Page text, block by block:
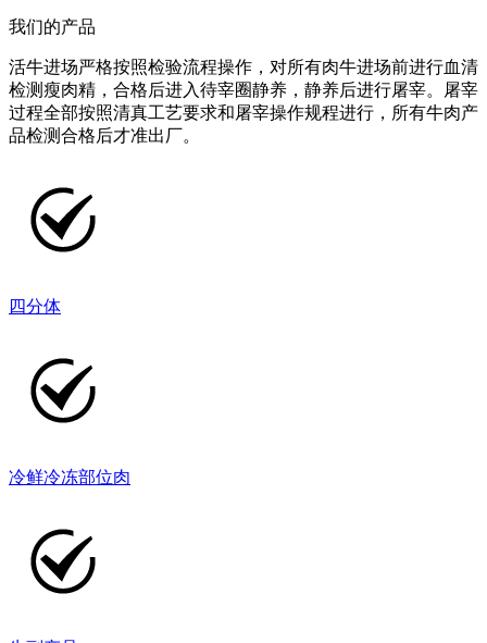
我们的产品
活牛进场严格按照检验流程操作，对所有肉牛进场前进行血清
检测瘦肉精，合格后进入待宰圈静养，静养后进行屠宰。屠宰
过程全部按照清真工艺要求和屠宰操作规程进行，所有牛肉产
品检测合格后才准出厂。
四分体
冷鲜冷冻部位肉